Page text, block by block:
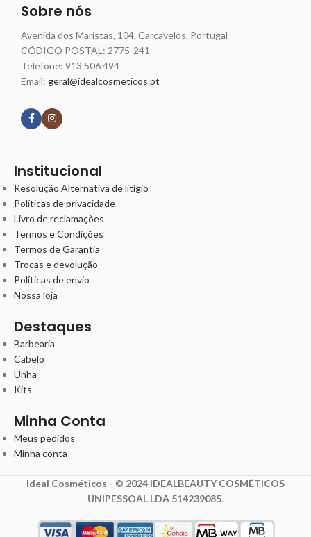
Sobre nós
Avenida dos Maristas, 104, Carcavelos, Portugal
CÓDIGO POSTAL: 2775-241
Telefone: 913 506 494
Email: geral@idealcosmeticos.pt
Institucional
Resolução Alternativa de litígio
Políticas de privacidade
Livro de reclamações
Termos e Condições
Termos de Garantia
Trocas e devolução
Políticas de envio
Nossa loja
Destaques
Barbearia
Cabelo
Unha
Kits
Minha Conta
Meus pedidos
Minha conta
Ideal Cosméticos - © 2024 IDEALBEAUTY COSMÉTICOS
UNIPESSOAL LDA 514239085.